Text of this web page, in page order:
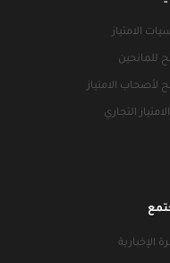
الامتياز
للمانحين
لأصحاب الامتياز
التجاري
الإخبارية